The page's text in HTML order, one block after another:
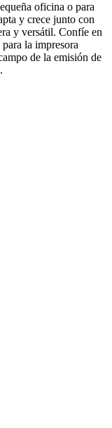
oficina o para
y crece junto con
y versátil. Confíe en
la impresora
de la emisión de